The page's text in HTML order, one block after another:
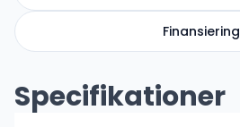
Finansiering
Specifikationer